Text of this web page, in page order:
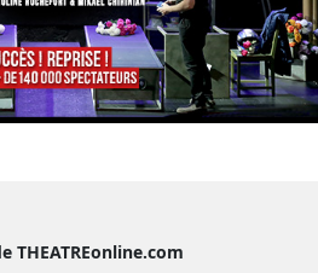
THEATREonline.com